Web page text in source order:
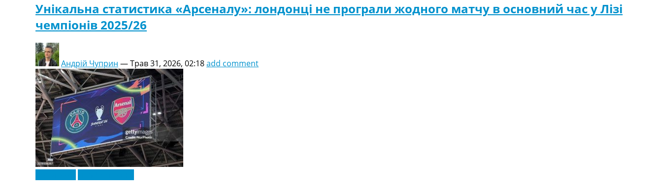
Унікальна статистика «Арсеналу»: лондонці не програли жодного матчу в основний час у Лізі
чемпіонів 2025/26
Андрій Чуприн —Трав 31, 2026, 02:18add comment